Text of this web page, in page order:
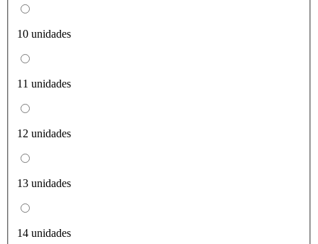
10 unidades
11 unidades
12 unidades
13 unidades
14 unidades